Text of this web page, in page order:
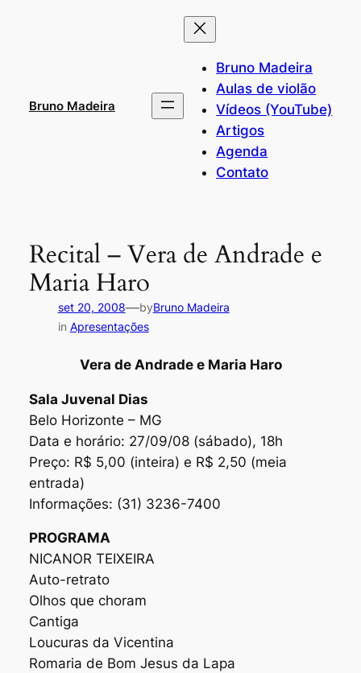
Bruno Madeira
Bruno Madeira
Aulas de violão
Vídeos (YouTube)
Artigos
Agenda
Contato
Recital – Vera de Andrade e
Maria Haro
set 20, 2008—byBruno Madeira
in Apresentações
Vera de Andrade e Maria Haro
Sala Juvenal Dias
Belo Horizonte – MG
Data e horário: 27/09/08 (sábado), 18h
Preço: R$ 5,00 (inteira) e R$ 2,50 (meia
entrada)
Informações: (31) 3236-7400
PROGRAMA
NICANOR TEIXEIRA
Auto-retrato
Olhos que choram
Cantiga
Loucuras da Vicentina
Romaria de Bom Jesus da Lapa